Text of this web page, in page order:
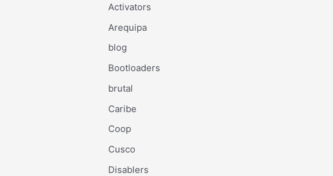
Activators
Arequipa
blog
Bootloaders
brutal
Caribe
Coop
Cusco
Disablers